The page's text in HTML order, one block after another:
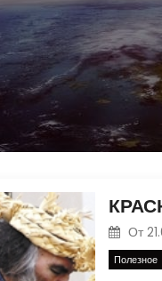
От
Полезное